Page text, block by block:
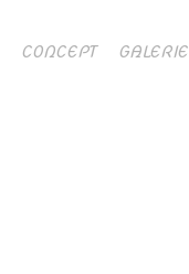
CONCEPT GALERIE